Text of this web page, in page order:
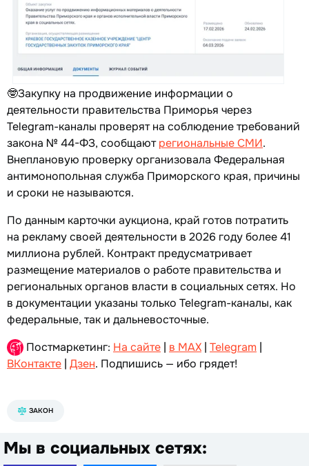
🤓Закупку на продвижение информации о
деятельности правительства Приморья через
Telegram-каналы проверят на соблюдение требований
закона № 44-ФЗ, сообщаютрегиональные СМИ.
Внеплановую проверку организовала Федеральная
антимонопольная служба Приморского края, причины
и сроки не называются.
По данным карточки аукциона, край готов потратить
на рекламу своей деятельности в 2026 году более 41
миллиона рублей. Контракт предусматривает
размещение материалов о работе правительства и
региональных органов власти в социальных сетях. Но
в документации указаны только Telegram-каналы, как
федеральные, так и дальневосточные.
Постмаркетинг: На сайте | в MAX | Telegram |
ВКонтакте | Дзен. Подпишись — ибо грядет!
ЗАКОН
Мы в социальных сетях: